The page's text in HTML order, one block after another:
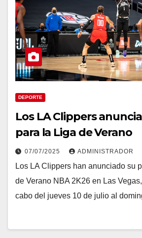
DEPORTE
Los LA Clippers
para la Liga de Verano
07/07/2025 ADMINISTRADOR
Los LA Clippers han anunciado su
de Verano NBA 2K26 en Las
cabo del jueves 10 de julio al